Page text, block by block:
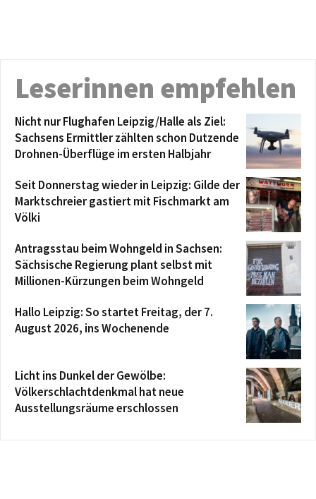
Leserinnen empfehlen
Nicht nur Flughafen Leipzig/Halle als Ziel:
Sachsens Ermittler zählten schon Dutzende
Drohnen-Überflüge im ersten Halbjahr
Seit Donnerstag wieder in Leipzig: Gilde der
Marktschreier gastiert mit Fischmarkt am
Völki
Antragsstau beim Wohngeld in Sachsen:
Sächsische Regierung plant selbst mit
Millionen-Kürzungen beim Wohngeld
Hallo Leipzig: So startet Freitag, der 7.
August 2026, ins Wochenende
Licht ins Dunkel der Gewölbe:
Völkerschlachtdenkmal hat neue
Ausstellungsräume erschlossen